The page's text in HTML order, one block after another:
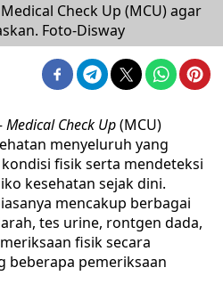
Check Up (MCU) agar
Foto-Disway
Medical Check Up(MCU)
menyeluruh yang
fisik serta mendeteksi
kesehatan sejak dini.
mencakup berbagai
tes urine, rontgen dada,
fisik secara
beberapa pemeriksaan